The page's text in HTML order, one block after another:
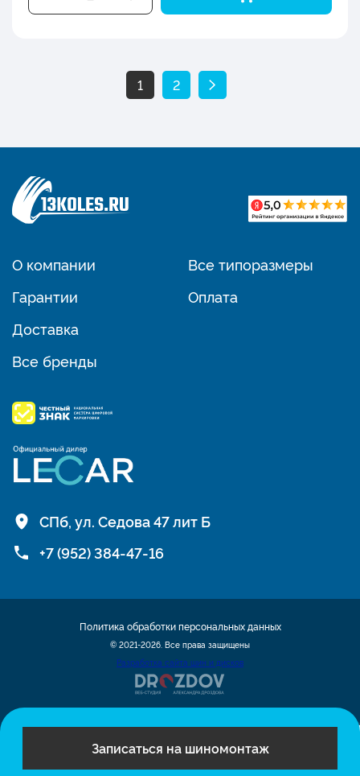
Записаться на шиномонтаж
1 2
О компании
Гарантии
Доставка
Все бренды
Все типоразмеры
Оплата
СПб, ул. Седова 47 лит Б
+7 (952) 384-47-16
© 2021-2026. Все права защищены
Разработка сайта шин и дисков
Политика обработки персональных данных